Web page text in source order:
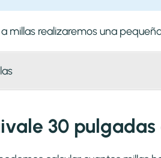
millas realizaremos una
30 pulgadas